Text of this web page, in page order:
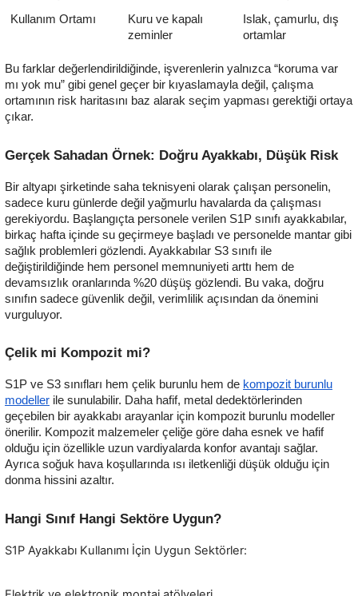
Kullanım Ortamı
Kuru ve kapalı
zeminler
Islak, çamurlu, dış
ortamlar
Bu farklar değerlendirildiğinde, işverenlerin yalnızca “koruma var
mı yok mu” gibi genel geçer bir kıyaslamayla değil, çalışma
ortamının risk haritasını baz alarak seçim yapması gerektiği ortaya
çıkar.
Gerçek Sahadan Örnek: Doğru Ayakkabı, Düşük Risk
Bir altyapı şirketinde saha teknisyeni olarak çalışan personelin,
sadece kuru günlerde değil yağmurlu havalarda da çalışması
gerekiyordu. Başlangıçta personele verilen S1P sınıfı ayakkabılar,
birkaç hafta içinde su geçirmeye başladı ve personelde mantar gibi
sağlık problemleri gözlendi. Ayakkabılar S3 sınıfı ile
değiştirildiğinde hem personel memnuniyeti arttı hem de
devamsızlık oranlarında %20 düşüş gözlendi. Bu vaka, doğru
sınıfın sadece güvenlik değil, verimlilik açısından da önemini
vurguluyor.
Çelik mi Kompozit mi?
S1P ve S3 sınıfları hem çelik burunlu hem de kompozit burunlu
modeller ile sunulabilir. Daha hafif, metal dedektörlerinden
geçebilen bir ayakkabı arayanlar için kompozit burunlu modeller
önerilir. Kompozit malzemeler çeliğe göre daha esnek ve hafif
olduğu için özellikle uzun vardiyalarda konfor avantajı sağlar.
Ayrıca soğuk hava koşullarında ısı iletkenliği düşük olduğu için
donma hissini azaltır.
Hangi Sınıf Hangi Sektöre Uygun?
S1P Ayakkabı Kullanımı İçin Uygun Sektörler: